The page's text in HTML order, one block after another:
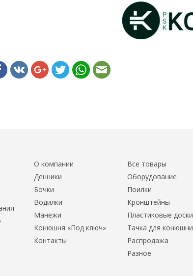
О компании
Денники
Бочки
Водилки
Манежи
Конюшня «Под ключ»
Контакты
Все товары
Оборудование
Поилки
Кронштейны
Пластиковые доски
Тачка для конюшни
Распродажа
Разное